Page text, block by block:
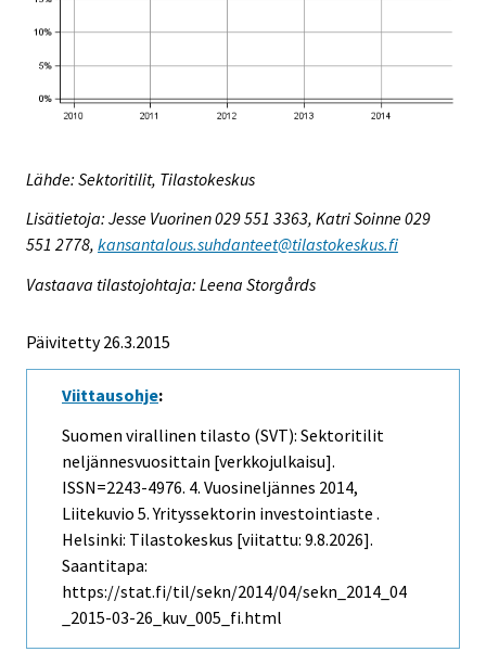
Lähde: Sektoritilit, Tilastokeskus
Lisätietoja: Jesse Vuorinen 029 551 3363, Katri Soinne 029
551 2778, kansantalous.suhdanteet@tilastokeskus.fi
Vastaava tilastojohtaja: Leena Storgårds
Päivitetty 26.3.2015
Viittausohje:
Suomen virallinen tilasto (SVT): Sektoritilit
neljännesvuosittain [verkkojulkaisu].
ISSN=2243-4976. 4. Vuosineljännes 2014,
Liitekuvio 5. Yrityssektorin investointiaste .
Helsinki: Tilastokeskus [viitattu: 9.8.2026].
Saantitapa:
https://stat.fi/til/sekn/2014/04/sekn_2014_04
_2015-03-26_kuv_005_fi.html